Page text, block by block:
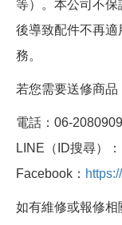
等）。本公司不
後導致配件不再
務。
若您需要送修商品
電話：06-2080909
LINE（ID搜尋）：
Facebook：
如有維修或報修相